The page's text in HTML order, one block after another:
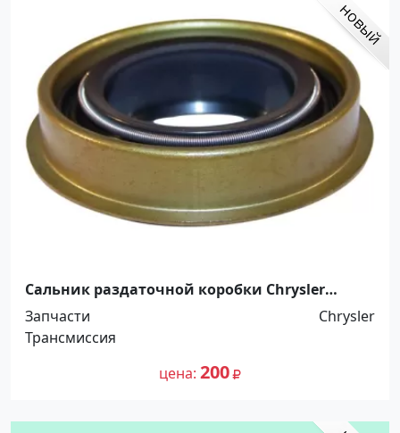
Сальник раздаточной коробки Chrysler
Краснодар
Запчасти
Chrysler
Трансмиссия
цена 200